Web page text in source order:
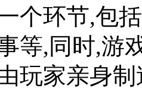
个环节,包
等,同时,游
玩家亲身